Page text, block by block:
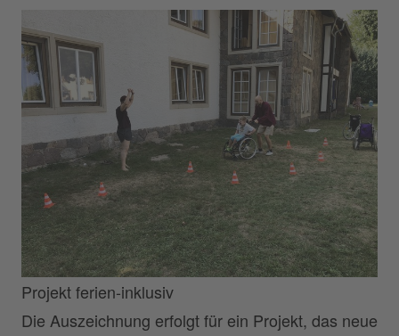
Projekt ferien-inklusiv
Die Auszeichnung erfolgt für ein Projekt, das neue